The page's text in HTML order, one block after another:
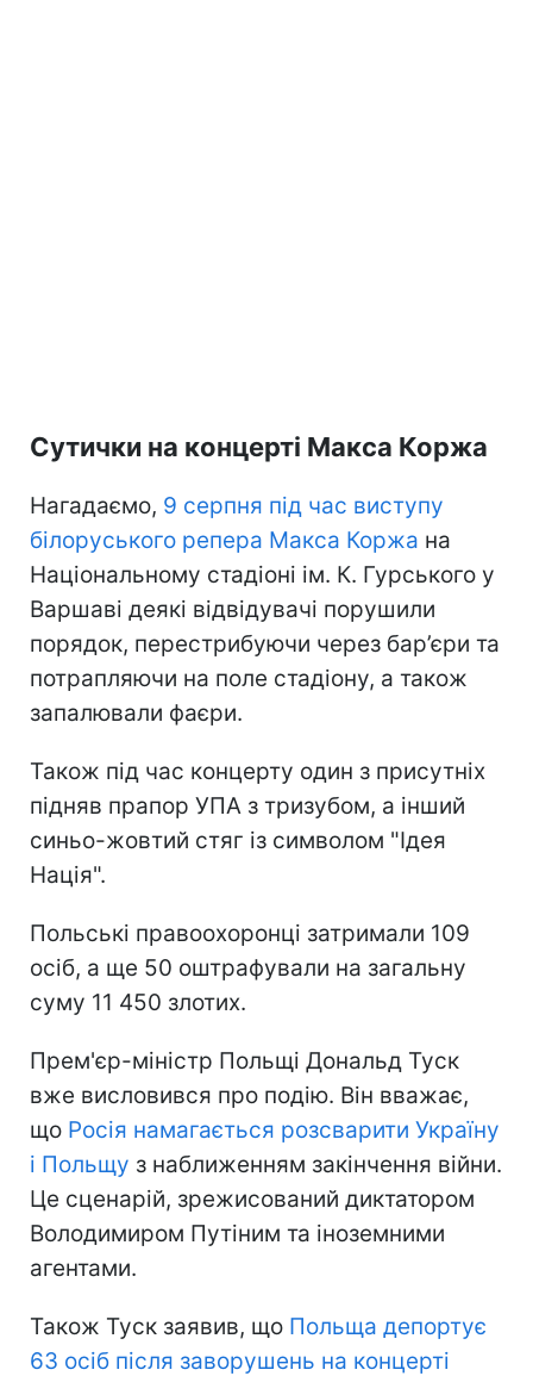
Сутички на концерті Макса Коржа
Нагадаємо, 9 серпня під час виступу
білоруського репера Макса Коржа на
Національному стадіоні ім. К. Гурського у
Варшаві деякі відвідувачі порушили
порядок, перестрибуючи через бар’єри та
потрапляючи на поле стадіону, а також
запалювали фаєри.
Також під час концерту один з присутніх
підняв прапор УПА з тризубом, а інший
синьо-жовтий стяг із символом "Ідея
Нація".
Польські правоохоронці затримали 109
осіб, а ще 50 оштрафували на загальну
суму 11 450 злотих.
Прем'єр-міністр Польщі Дональд Туск
вже висловився про подію. Він вважає,
що Росія намагається розсварити Україну
і Польщу з наближенням закінчення війни.
Це сценарій, зрежисований диктатором
Володимиром Путіним та іноземними
агентами.
Також Туск заявив, що Польща депортує
63 осіб після заворушень на концерті